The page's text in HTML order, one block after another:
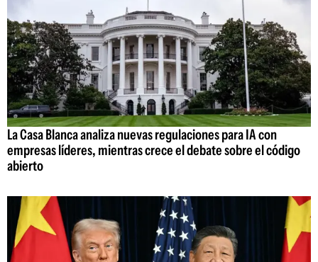
La Casa Blanca analiza nuevas regulaciones para IA con
empresas líderes, mientras crece el debate sobre el código
abierto